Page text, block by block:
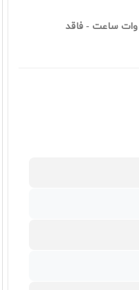
باتری لیتیوم پلیمر 47 وات ساعت - فاقد